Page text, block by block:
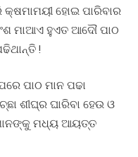
କ୍ଷମାମୟୀ ହୋଇ ପାରିବାର
ମାଆଏ ହୁଏତ ଆଦୌ ପାଠ
!
ପାଠ ମାନ ପଢା
ଶୀଘ୍ର ଘାରିବା ହେଉ ଓ
ମଧ୍ୟ ଆୟତ୍ତ